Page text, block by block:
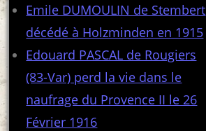
Emile DUMOULIN de Stembert
décédé à Holzminden en 1915
Edouard PASCAL de Rougiers
(83-Var) perd la vie dans le
naufrage du Provence II le 26
Février 1916